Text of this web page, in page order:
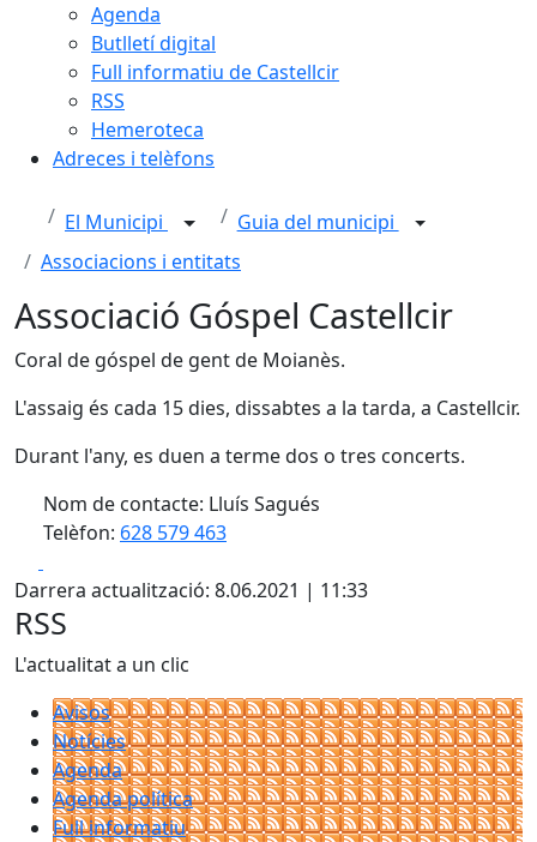
Agenda
Butlletí digital
Full informatiu de Castellcir
RSS
Hemeroteca
Adreces i telèfons
El Municipi
Guia del municipi
Associacions i entitats
Associació Góspel Castellcir
Coral de góspel de gent de Moianès.
L'assaig és cada 15 dies, dissabtes a la tarda, a Castellcir.
Durant l'any, es duen a terme dos o tres concerts.
Nom de contacte: Lluís Sagués
Telèfon: 628 579 463
Darrera actualització: 8.06.2021 | 11:33
RSS
L'actualitat a un clic
Avisos
Notícies
Agenda
Agenda política
Full informatiu